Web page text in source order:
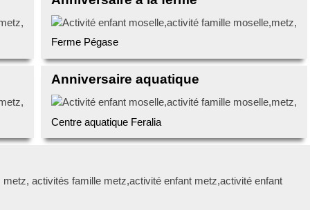
Ferme Pégase
Anniversaire aquatique
Centre aquatique Feralia